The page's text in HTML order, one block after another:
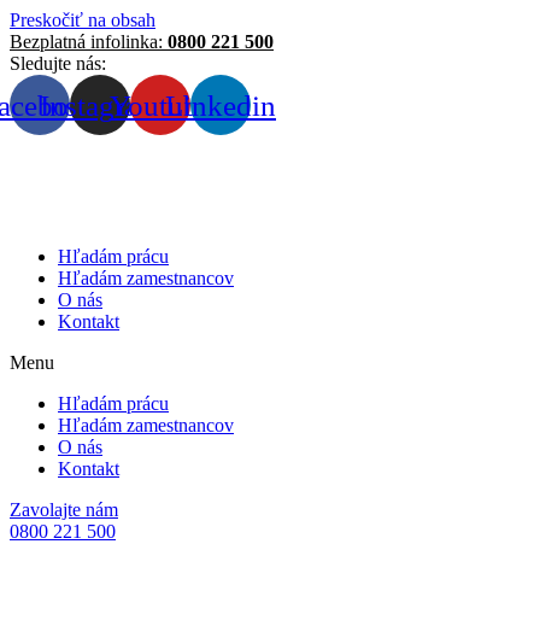
Preskočiť na obsah
Bezplatná infolinka: 0800 221 500
Sledujte nás:
InstagramYoutubeLinkedin
Hľadám prácu
Hľadám zamestnancov
O nás
Kontakt
Menu
Hľadám prácu
Hľadám zamestnancov
O nás
Kontakt
Zavolajte nám
0800 221 500